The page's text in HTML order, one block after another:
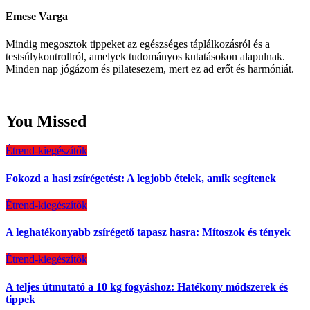
Emese Varga
Mindig megosztok tippeket az egészséges táplálkozásról és a
testsúlykontrollról, amelyek tudományos kutatásokon alapulnak.
Minden nap jógázom és pilatesezem, mert ez ad erőt és harmóniát.
You Missed
Étrend-kiegészítők
Fokozd a hasi zsírégetést: A legjobb ételek, amik segítenek
Étrend-kiegészítők
A leghatékonyabb zsírégető tapasz hasra: Mítoszok és tények
Étrend-kiegészítők
A teljes útmutató a 10 kg fogyáshoz: Hatékony módszerek és
tippek